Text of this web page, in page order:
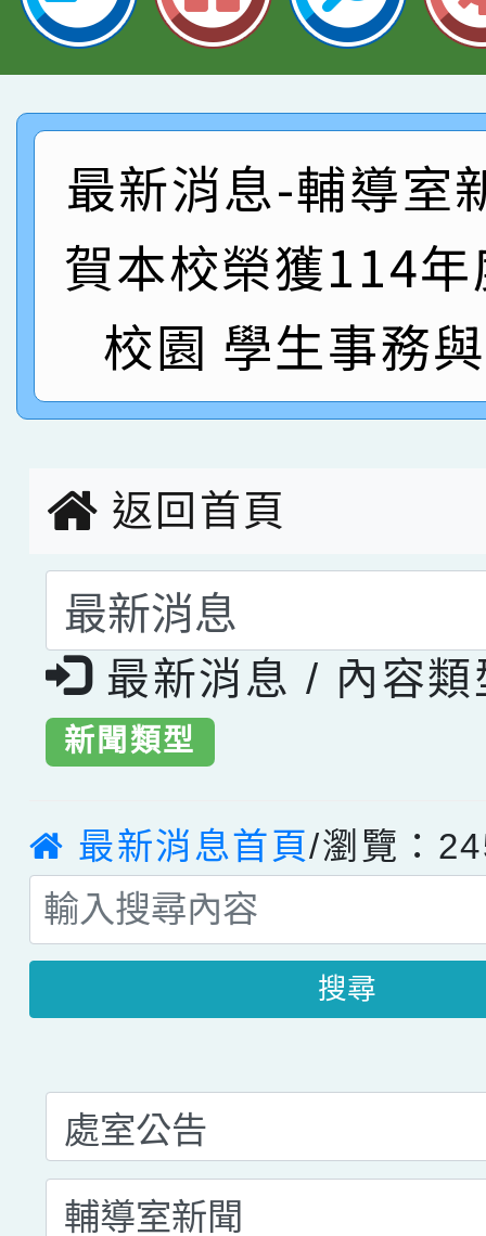
指導老師林老師
賽 劉文瑛教師榮獲教
臺灣台語-第二名
賀！本校參與2026世
市賽榮獲科學小創客佳
名
倩參加桃園市科展 國
名 指導老師王老師、
賀！本校四年二班張O
園市英語競賽國小朗讀
指導老師林老師
賀！本校參加桃園市中
賽 劉文瑛教師榮獲教
臺灣台語-第二名
賀！本校參與2026世
市賽榮獲科學小創客佳
最新消息-輔導室
賀本校榮獲114
校園 學生事務
返回首頁
選擇後頁面內容會更
最新消息 / 內容類
新聞類型
最新消息首頁/瀏覽：
搜尋